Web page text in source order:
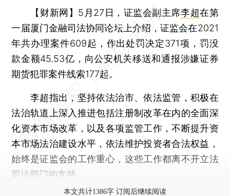
【财新网】 5月27日，证监会副主席李超在第
一届厦门金融司法协同论坛上介绍，证监会在2021
年共办理案件609起，作出处罚决定371项，罚没
款金额45.53亿，向公安机关移送和通报涉嫌证券
期货犯罪案件线索177起。
李超指出，坚持依法治市、依法监管，积极在
法治轨道上深入推进包括注册制改革在内的全面深
化资本市场改革，以及各项监管工作，不断提升资
本市场法治建设水平，依法维护投资者合法权益，
始终是证监会的工作重心，这些工作都离不开立法
司法部门的支持。
本文共计1386字 订阅后继续阅读